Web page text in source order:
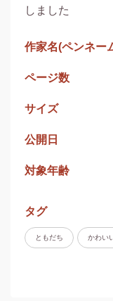
しました
作家名(ペンネー
ページ数
サイズ
公開日
対象年齢
タグ
ともだち かわい